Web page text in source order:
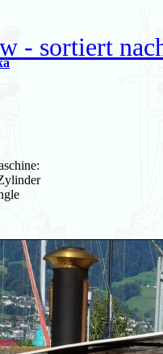
- sortiert